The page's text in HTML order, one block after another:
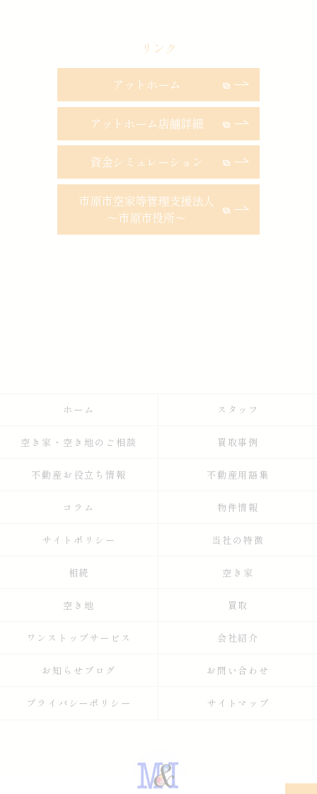
リンク
アットホーム
アットホーム店舗詳細
資金シミュレーション
市原市空家等管理支援法人
～市原市役所～
ホーム スタッフ
空き家・空き地のご相談 買取事例
不動産お役立ち情報 不動産用語集
コラム 物件情報
サイトポリシー 当社の特徴
相続 空き家
空き地 買取
ワンストップサービス 会社紹介
お知らせブログ お問い合わせ
プライバシーポリシー サイトマップ